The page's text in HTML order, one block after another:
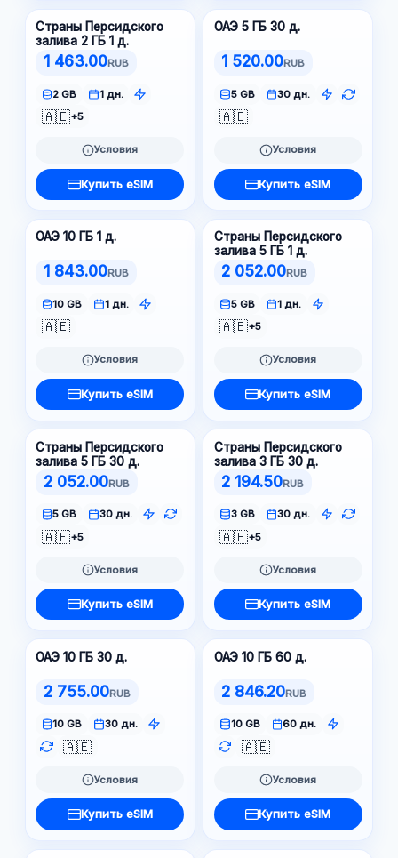
Страны Персидского
залива 2 ГБ 1 д.
1 463.00RUB
2 GB 1 дн.
🇦🇪+5
Условия
Купить eSIM
ОАЭ 5 ГБ 30 д.
1 520.00RUB
5 GB 30 дн.
🇦🇪
Условия
Купить eSIM
ОАЭ 10 ГБ 1 д.
1 843.00RUB
10 GB 1 дн.
🇦🇪
Условия
Купить eSIM
Страны Персидского
залива 5 ГБ 1 д.
2 052.00RUB
5 GB 1 дн.
🇦🇪+5
Условия
Купить eSIM
Страны Персидского
залива 5 ГБ 30 д.
2 052.00RUB
5 GB 30 дн.
🇦🇪+5
Условия
Купить eSIM
Страны Персидского
залива 3 ГБ 30 д.
2 194.50RUB
3 GB 30 дн.
🇦🇪+5
Условия
Купить eSIM
ОАЭ 10 ГБ 30 д.
2 755.00RUB
10 GB 30 дн.
🇦🇪
Условия
Купить eSIM
ОАЭ 10 ГБ 60 д.
2 846.20RUB
10 GB 60 дн.
🇦🇪
Условия
Купить eSIM